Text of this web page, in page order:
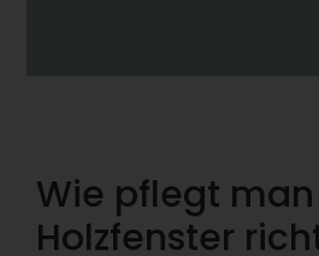
Wie pflegt man
Holzfenster